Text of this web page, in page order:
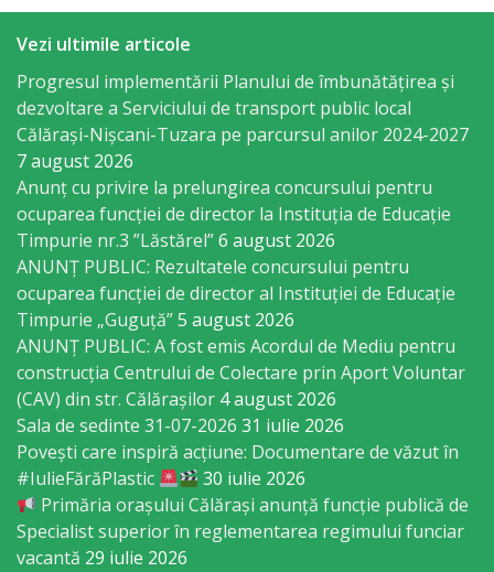
Secretarul
Consiliului
Consilieri
Comisii
de
specialitate
Regulamentul
Consiliului
Dispoziții
Proiecte
de
decizii
Vezi ultimile articole
Progresul implementării Planului de îmbunătățirea și
dezvoltare a Serviciului de transport public local
Călărași-Nișcani-Tuzara pe parcursul anilor 2024-2027
7 august 2026
Anunț cu privire la prelungirea concursului pentru
ocuparea funcţiei de director la Instituția de Educație
Timpurie nr.3 ”Lăstărel”6 august 2026
ANUNȚ PUBLIC: Rezultatele concursului pentru
ocuparea funcției de director al Instituției de Educație
Timpurie „Guguță”5 august 2026
ANUNȚ PUBLIC: A fost emis Acordul de Mediu pentru
construcția Centrului de Colectare prin Aport Voluntar
(CAV) din str. Călărașilor 4 august 2026
Sala de sedinte 31-07-2026 31 iulie 2026
Povești care inspiră acțiune: Documentare de văzut în
#IulieFărăPlastic
30 iulie 2026
Primăria orașului Călărași anunță funcție publică de
Specialist superior în reglementarea regimului funciar
vacantă 29 iulie 2026